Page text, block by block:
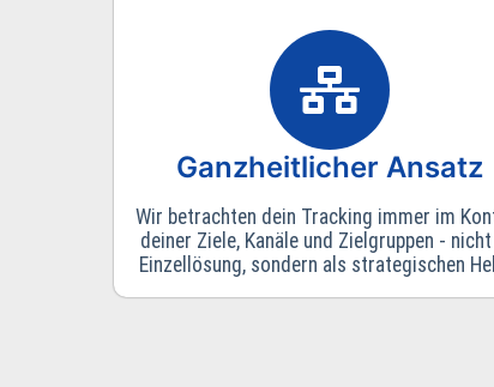
Ganzheitlicher Ansatz
Wir betrachten dein Tracking immer im
deiner Ziele, Kanäle und Zielgruppen -
Einzellösung, sondern als strategischen